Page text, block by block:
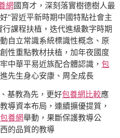
網 國育才，深刻落實樹德樹人最
“習近平新時期中國特點社會主
課程扶植，迭代進級數字時期
自立常識系統標識性概念、原
性重點教材扶植，加年夜國度
中華平易近族配合體認識， 包
先生身心安康、周全成長
基教為先，更好包養網比較應
導資本布局，連續擴優提質，
養網舉動，果斷保護教導公
的品質的教導